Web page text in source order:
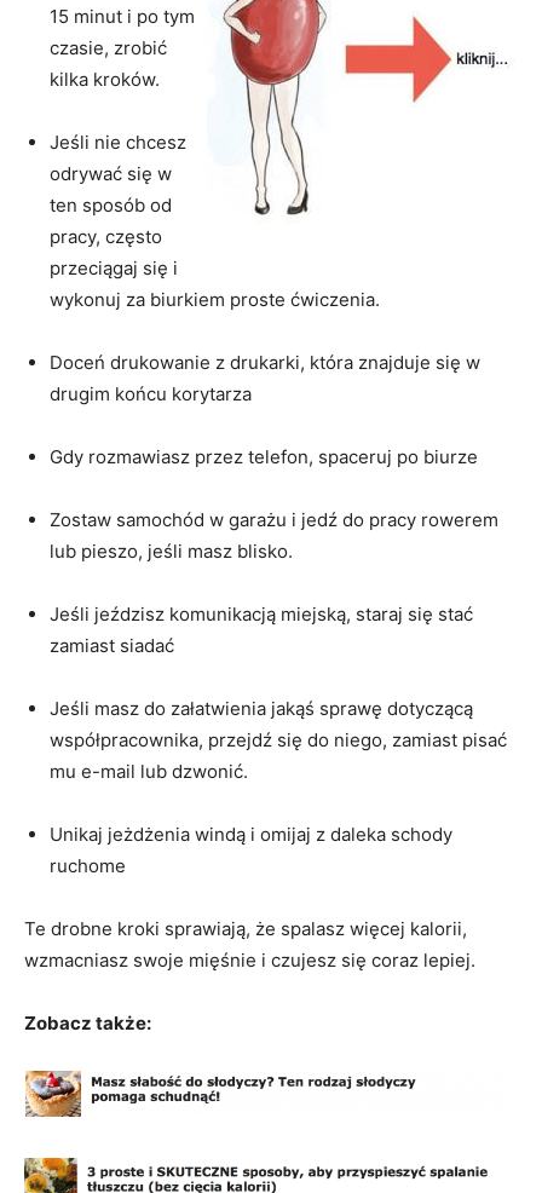
15 minut i po tym
czasie, zrobić
kilka kroków.
Jeśli nie chcesz
odrywać się w
ten sposób od
pracy, często
przeciągaj się i
wykonuj za biurkiem proste ćwiczenia.
Doceń drukowanie z drukarki, która znajduje się w
drugim końcu korytarza
Gdy rozmawiasz przez telefon, spaceruj po biurze
Zostaw samochód w garażu i jedź do pracy rowerem
lub pieszo, jeśli masz blisko.
Jeśli jeździsz komunikacją miejską, staraj się stać
zamiast siadać
Jeśli masz do załatwienia jakąś sprawę dotyczącą
współpracownika, przejdź się do niego, zamiast pisać
mu e-mail lub dzwonić.
Unikaj jeżdżenia windą i omijaj z daleka schody
ruchome
Te drobne kroki sprawiają, że spalasz więcej kalorii,
wzmacniasz swoje mięśnie i czujesz się coraz lepiej.
Zobacz także: